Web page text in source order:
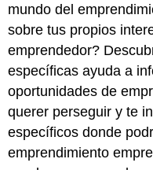
mundo del
sobre tus propios
emprendedor?
específicas ayuda a
oportunidades de
querer perseguir y te
específicos donde
emprendimiento